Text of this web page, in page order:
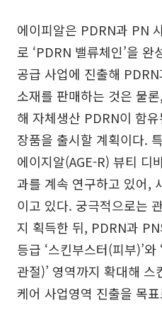
에이피알은 PDRN과 PN
로 ‘PDRN 밸류체인’을
공급 사업에 진출해
소재를 판매하는 것은 물
해 자체생산 PDRN이 함
장품을 출시할 계획이다.
에이지알(AGE-R) 뷰티 디
과를 계속 연구하고 있어,
이고 있다. 궁극적으로는
지 획득한 뒤, PDRN과
등급 ‘스킨부스터(피부)’
관절)’ 영역까지 확대해 스
케어 사업영역 진출을 목